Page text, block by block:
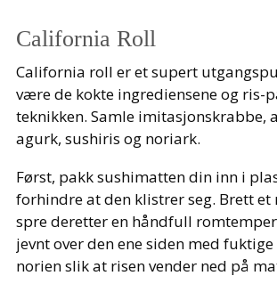
California Roll
California roll er et supert
være de kokte ingrediensene og ris-
teknikken. Samle imitasjonskrabbe,
agurk, sushiris og noriark.
Først, pakk sushimatten din inn i
forhindre at den klistrer seg. Brett et
spre deretter en håndfull
jevnt over den ene siden med fuktige
norien slik at risen vender ned på